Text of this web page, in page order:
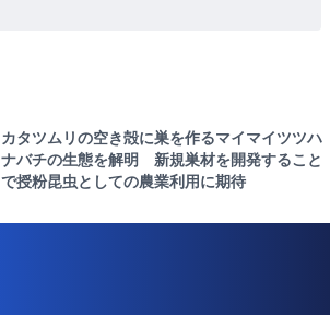
カタツムリの空き殻に巣を作るマイマイツツハ
ナバチの生態を解明 新規巣材を開発すること
で授粉昆虫としての農業利用に期待